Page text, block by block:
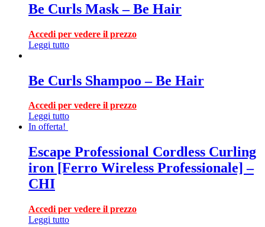
Be Curls Mask – Be Hair
Accedi per vedere il prezzo
Leggi tutto
Be Curls Shampoo – Be Hair
Accedi per vedere il prezzo
Leggi tutto
In offerta!
Escape Professional Cordless Curling
iron [Ferro Wireless Professionale] –
CHI
Accedi per vedere il prezzo
Leggi tutto